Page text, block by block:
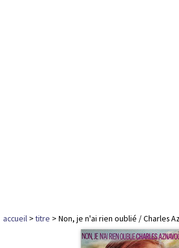
accueil >titre > Non, je n'ai rien oublié / Charles